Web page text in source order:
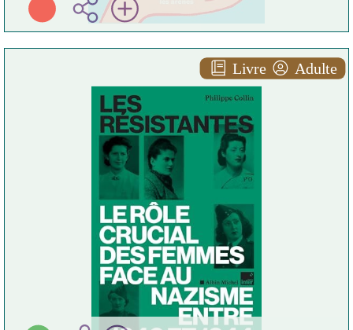
Livre Adulte
Les résistantes
Philippe COLLIN
Albin Michel ( Paris - 2025
)
Plus d'infos